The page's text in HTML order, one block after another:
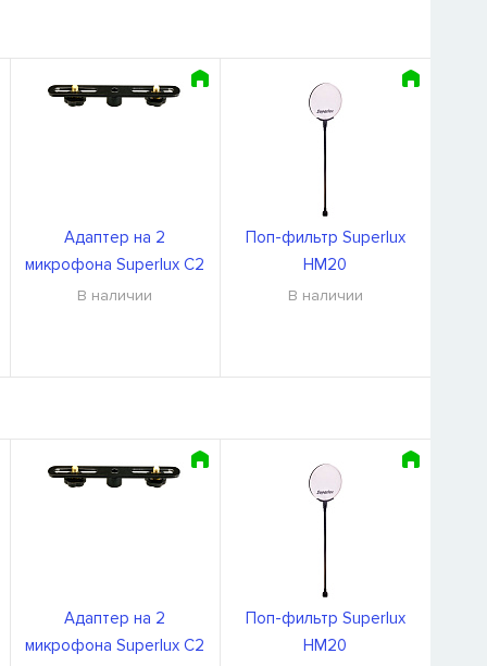
Адаптер на 2
микрофона Superlux C2
В наличии
Поп-фильтр Superlux
HM20
В наличии
Адаптер на 2
микрофона Superlux C2
Поп-фильтр Superlux
HM20